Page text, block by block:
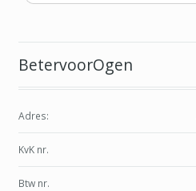
BetervoorOgen
Adres:
KvK nr.
Btw nr.